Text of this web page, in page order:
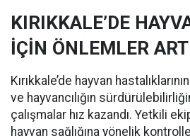
KIRIKKALE’DE
İÇİN ÖNLEMLER
Kırıkkale’de hayvan
ve hayvancılığın
çalışmalar hız kazandı. Yetkili
hayvan sağlığına yönelik